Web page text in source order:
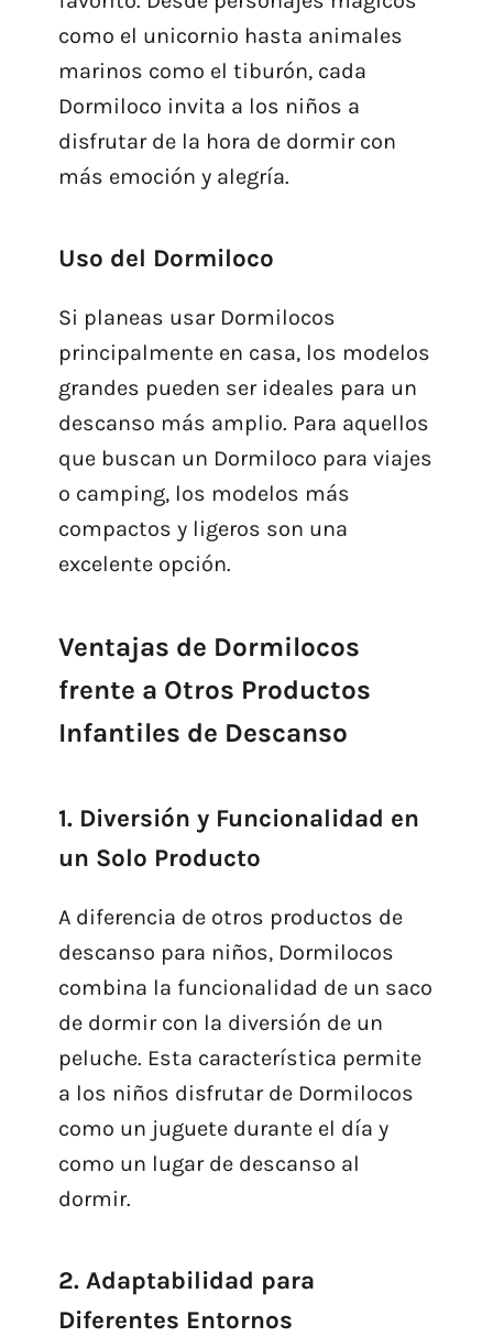
como el unicornio hasta animales
marinos como el tiburón, cada
Dormiloco invita a los niños a
disfrutar de la hora de dormir con
más emoción y alegría.
Uso del Dormiloco
Si planeas usar Dormilocos
principalmente en casa, los modelos
grandes pueden ser ideales para un
descanso más amplio. Para aquellos
que buscan un Dormiloco para viajes
o camping, los modelos más
compactos y ligeros son una
excelente opción.
Ventajas de Dormilocos
frente a Otros Productos
Infantiles de Descanso
1. Diversión y Funcionalidad en
un Solo Producto
A diferencia de otros productos de
descanso para niños, Dormilocos
combina la funcionalidad de un saco
de dormir con la diversión de un
peluche. Esta característica permite
a los niños disfrutar de Dormilocos
como un juguete durante el día y
como un lugar de descanso al
dormir.
2. Adaptabilidad para
Diferentes Entornos